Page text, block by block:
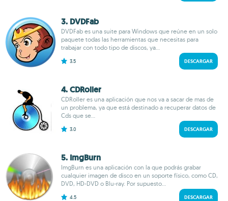
3. DVDFab
DVDFab es una suite para Windows que reúne en un solo
paquete todas las herramientas que necesitas para
trabajar con todo tipo de discos, ya...
3.5 DESCARGAR
4. CDRoller
CDRoller es una aplicación que nos va a sacar de mas de
un problema, ya que está destinado a recuperar datos de
Cds que se...
3.0 DESCARGAR
5. ImgBurn
ImgBurn es una aplicación con la que podrás grabar
cualquier imagen de disco en un soporte físico, como CD,
DVD, HD-DVD o Blu-ray. Por supuesto...
4.5 DESCARGAR